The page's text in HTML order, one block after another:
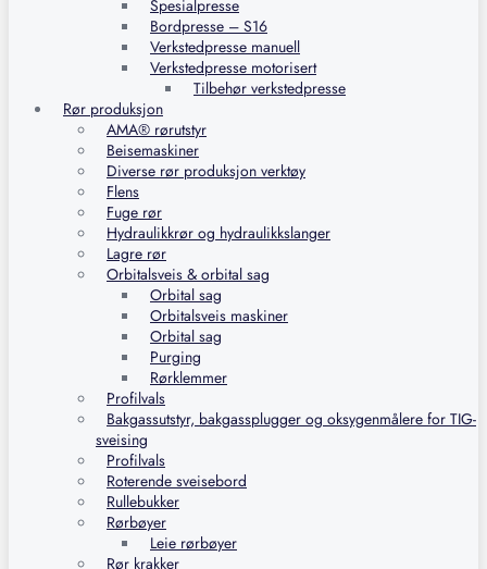
Spesialpresse
Bordpresse – S16
Verkstedpresse manuell
Verkstedpresse motorisert
Tilbehør verkstedpresse
Rør produksjon
AMA® rørutstyr
Beisemaskiner
Diverse rør produksjon verktøy
Flens
Fuge rør
Hydraulikkrør og hydraulikkslanger
Lagre rør
Orbitalsveis & orbital sag
Orbital sag
Orbitalsveis maskiner
Orbital sag
Purging
Rørklemmer
Profilvals
Bakgassutstyr, bakgassplugger og oksygenmålere for TIG-
sveising
Profilvals
Roterende sveisebord
Rullebukker
Rørbøyer
Leie rørbøyer
Rør krakker